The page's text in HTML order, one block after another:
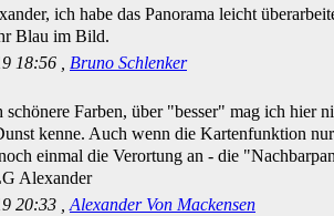
ich habe das Panorama leicht
Blau im Bild.
18:56 , Bruno Schlenker
schönere Farben, über "besser" mag ich hier
kenne. Auch wenn die Kartenfunktion
einmal die Verortung an - die
Alexander
20:33 , Alexander Von Mackensen